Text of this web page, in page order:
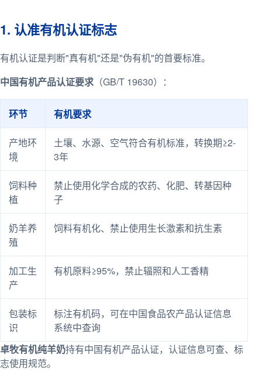
1. 认准有机认证标志
有机认证是判断"真有机"还是"伪有机"的首要标准。
中国有机产品认证要求 （GB/T 19630）：
环节 有机要求
产地环
境
土壤、水源、空气符合有机标准，转换期≥2-
3年
饲料种
植
禁止使用化学合成的农药、化肥、转基因种
子
奶羊养
殖
饲料有机化、禁止使用生长激素和抗生素
加工生
产
有机原料≥95%，禁止辐照和人工香精
包装标
识
标注有机码，可在中国食品农产品认证信息
系统中查询
卓牧有机纯羊奶持有中国有机产品认证，认证信息可查、标
志使用规范。